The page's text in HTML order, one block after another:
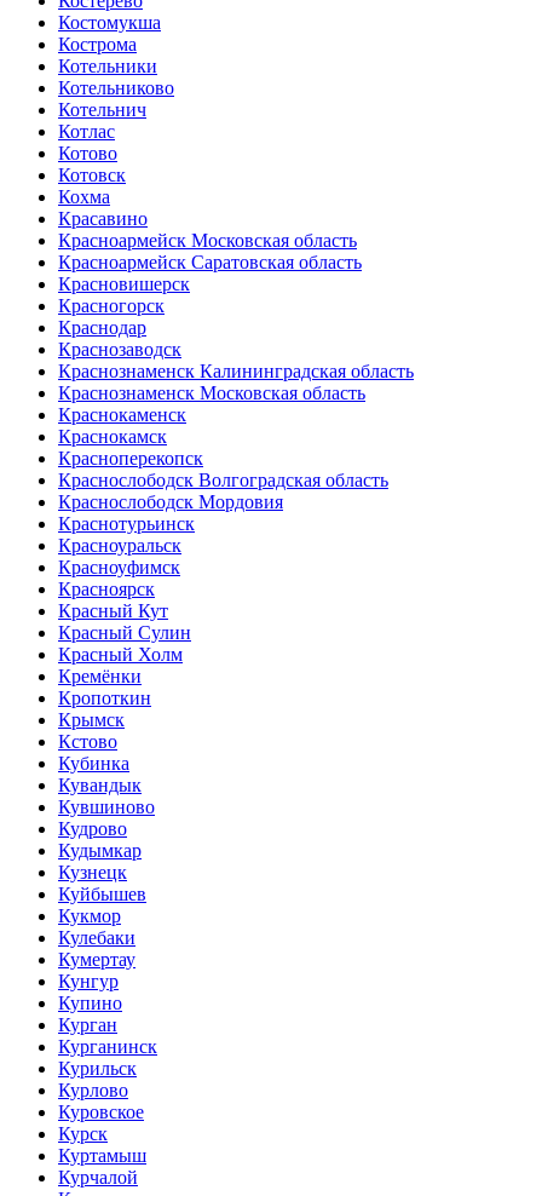
Костомукша
Кострома
Котельники
Котельниково
Котельнич
Котлас
Котово
Котовск
Кохма
Красавино
Красноармейск Московская область
Красноармейск Саратовская область
Красновишерск
Красногорск
Краснодар
Краснозаводск
Краснознаменск Калининградская область
Краснознаменск Московская область
Краснокаменск
Краснокамск
Красноперекопск
Краснослободск Волгоградская область
Краснослободск Мордовия
Краснотурьинск
Красноуральск
Красноуфимск
Красноярск
Красный Кут
Красный Сулин
Красный Холм
Кремёнки
Кропоткин
Крымск
Кстово
Кубинка
Кувандык
Кувшиново
Кудрово
Кудымкар
Кузнецк
Куйбышев
Кукмор
Кулебаки
Кумертау
Кунгур
Купино
Курган
Курганинск
Курильск
Курлово
Куровское
Курск
Куртамыш
Курчалой